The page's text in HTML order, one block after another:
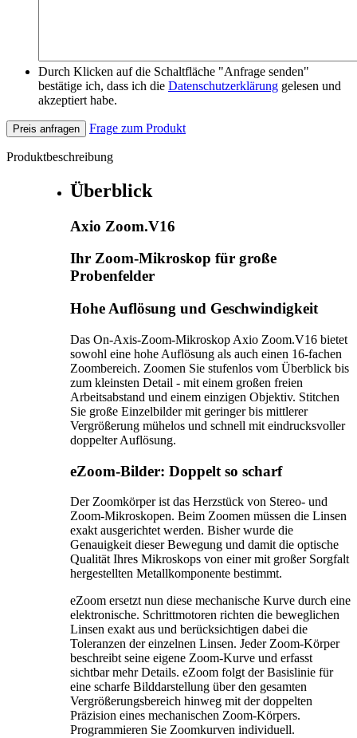
Durch Klicken auf die Schaltfläche "Anfrage senden"
bestätige ich, dass ich die Datenschutzerklärung gelesen und
akzeptiert habe.
Preis anfragen Frage zum Produkt
Produktbeschreibung
Überblick
Axio Zoom.V16
Ihr Zoom-Mikroskop für große
Probenfelder
Hohe Auflösung und Geschwindigkeit
Das On-Axis-Zoom-Mikroskop Axio Zoom.V16 bietet
sowohl eine hohe Auflösung als auch einen 16-fachen
Zoombereich. Zoomen Sie stufenlos vom Überblick bis
zum kleinsten Detail - mit einem großen freien
Arbeitsabstand und einem einzigen Objektiv. Stitchen
Sie große Einzelbilder mit geringer bis mittlerer
Vergrößerung mühelos und schnell mit eindrucksvoller
doppelter Auflösung.
eZoom-Bilder: Doppelt so scharf
Der Zoomkörper ist das Herzstück von Stereo- und
Zoom-Mikroskopen. Beim Zoomen müssen die Linsen
exakt ausgerichtet werden. Bisher wurde die
Genauigkeit dieser Bewegung und damit die optische
Qualität Ihres Mikroskops von einer mit großer Sorgfalt
hergestellten Metallkomponente bestimmt.
eZoom ersetzt nun diese mechanische Kurve durch eine
elektronische. Schrittmotoren richten die beweglichen
Linsen exakt aus und berücksichtigen dabei die
Toleranzen der einzelnen Linsen. Jeder Zoom-Körper
beschreibt seine eigene Zoom-Kurve und erfasst
sichtbar mehr Details. eZoom folgt der Basislinie für
eine scharfe Bilddarstellung über den gesamten
Vergrößerungsbereich hinweg mit der doppelten
Präzision eines mechanischen Zoom-Körpers.
Programmieren Sie Zoomkurven individuell.